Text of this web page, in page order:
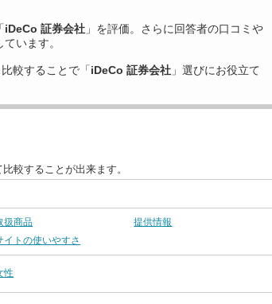
iDeCo 証券会社 」を評価。さらに回答者の口コミや
います。
較することで「iDeCo 証券会社 」選びにお役立て
較することが出来ます。
扱商品
提供情報
イトの使いやすさ
性